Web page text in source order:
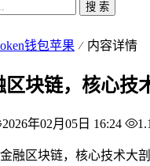
搜 索
钱包苹果 内容详情
区块链，核心技
2026年02月05日 16:24
金融区块链，核心技术大